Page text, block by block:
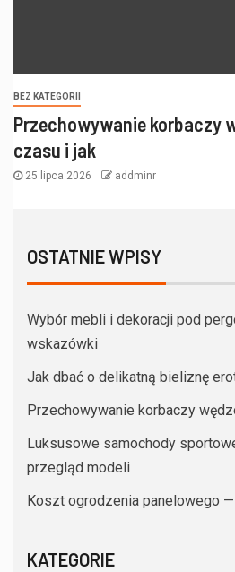
BEZ KATEGORII
Przechowywanie korbaczy
czasu i jak
25 lipca 2026 addminr
OSTATNIE WPISY
Wybór mebli i dekoracji pod
wskazówki
Jak dbać o delikatną bieliznę
Przechowywanie korbaczy
Luksusowe samochody
przegląd modeli
Koszt ogrodzenia panelowego
KATEGORIE